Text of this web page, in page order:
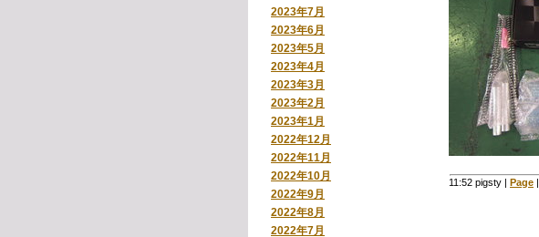
2023年7月
2023年6月
2023年5月
2023年4月
2023年3月
2023年2月
2023年1月
2022年12月
2022年11月
2022年10月
2022年9月
2022年8月
2022年7月
11:52 pigsty | Page |